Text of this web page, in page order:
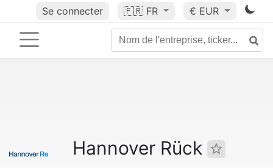
Se connecter 🇫🇷 FR € EUR
Hannover Rück